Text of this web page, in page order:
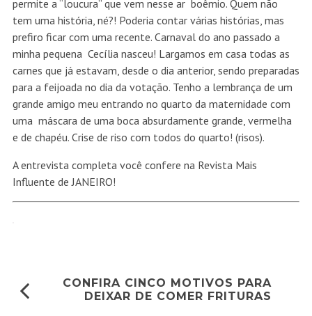
permite a “loucura” que vem nesse ar boêmio. Quem não
tem uma história, né?! Poderia contar várias histórias, mas
prefiro ficar com uma recente. Carnaval do ano passado a
minha pequena Cecília nasceu! Largamos em casa todas as
carnes que já estavam, desde o dia anterior, sendo preparadas
para a feijoada no dia da votação. Tenho a lembrança de um
grande amigo meu entrando no quarto da maternidade com
uma máscara de uma boca absurdamente grande, vermelha
e de chapéu. Crise de riso com todos do quarto! (risos).
A entrevista completa você confere na Revista Mais
Influente de JANEIRO!
CONFIRA CINCO MOTIVOS PARA
DEIXAR DE COMER FRITURAS